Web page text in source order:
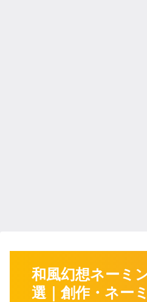
和風幻想ネーミ
選｜創作・ネー